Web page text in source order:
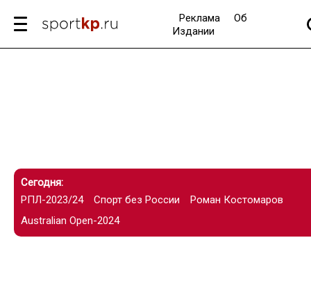
Реклама
Об
Издании
Сегодня:
РПЛ-2023/24
Спорт без России
Роман Костомаров
Australian Open-2024